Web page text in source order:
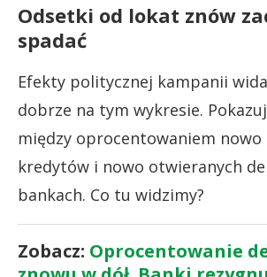
Odsetki od lokat znów
spadać
Efekty politycznej kampanii
dobrze na tym wykresie.
między oprocentowaniem nowo
kredytów i nowo otwieranych
bankach. Co tu widzimy?
Zobacz: Oprocentowanie